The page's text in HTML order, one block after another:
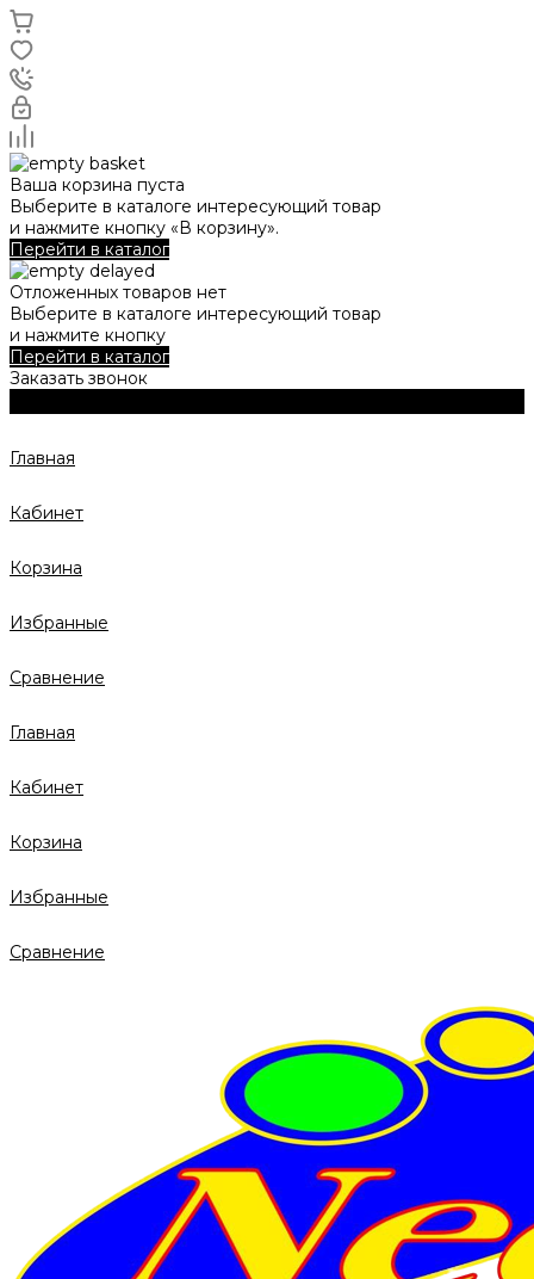
Ваша корзина пуста
Выберите в каталоге интересующий товар
и нажмите кнопку «В корзину».
Перейти в каталог
Отложенных товаров нет
Выберите в каталоге интересующий товар
и нажмите кнопку
Перейти в каталог
Заказать звонок
Главная
Кабинет
Корзина
Избранные
Сравнение
Главная
Кабинет
Корзина
Избранные
Сравнение